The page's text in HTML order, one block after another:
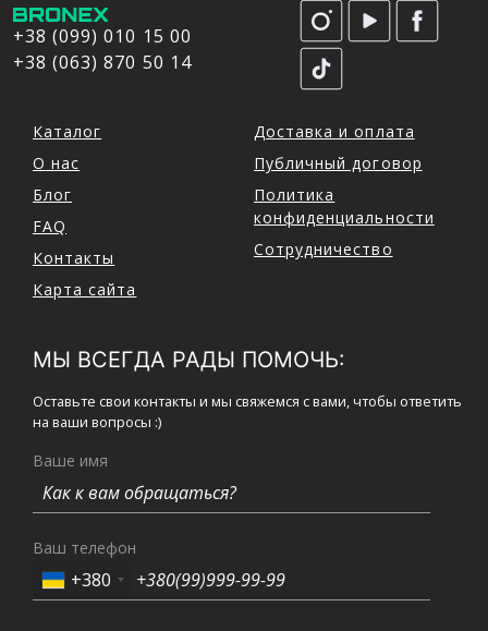
+38 (099) 010 15 00
+38 (063) 870 50 14
Каталог
О нас
Блог
FAQ
Контакты
Карта сайта
Доставка и оплата
Публичный договор
Политика
конфиденциальности
Сотрудничество
МЫ ВСЕГДА РАДЫ ПОМОЧЬ:
Оставьте свои контакты и мы свяжемся с вами, чтобы ответить
на ваши вопросы :)
Ваше имя
Ваш телефон
+380